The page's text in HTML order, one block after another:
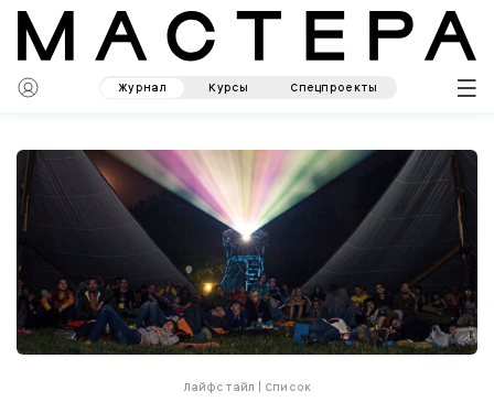
Журнал Курсы Спецпроекты
Лайфстайл Список